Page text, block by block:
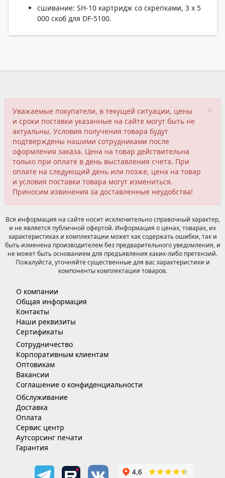
сшивание: SH-10 картридж со скрепками, 3 x 5
000 скоб для DF-5100.
×
Уважаемые покупатели, в текущей ситуации, цены
и сроки поставки указанные на сайте могут быть не
актуальны. Условия получения товара будут
подтверждены нашими сотрудниками после
оформления заказа. Цена на товар действительна
только при оплате в день выставления счета. При
оплате на следующий день или позже, цена на товар
и условия поставки товара могут измениться.
Приносим извинения за доставленные неудобства!
Вся информация на сайте носит исключительно справочный характер,
и не является публичной офертой. Информация о ценах, товарах, их
характеристиках и комплектации может как содержать ошибки, так и
быть изменена производителем без предварительного уведомления, и
не может быть основанием для предъявления каких-либо претензий.
Пожалуйста, уточняйте существенные для вас характеристики и
компоненты комплектации товаров.
О компании
Общая информация
Контакты
Наши реквизиты
Сертификаты
Сотрудничество
Корпоративным клиентам
Оптовикам
Вакансии
Соглашение о конфиденциальности
Обслуживание
Доставка
Оплата
Сервис центр
Аутсорсинг печати
Гарантия